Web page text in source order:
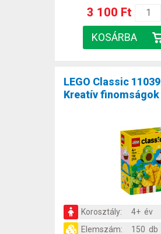
3 100 Ft
LEGO Classic 11039
Kreatív finomságok
Korosztály:
4+ év
Elemszám:
150 db